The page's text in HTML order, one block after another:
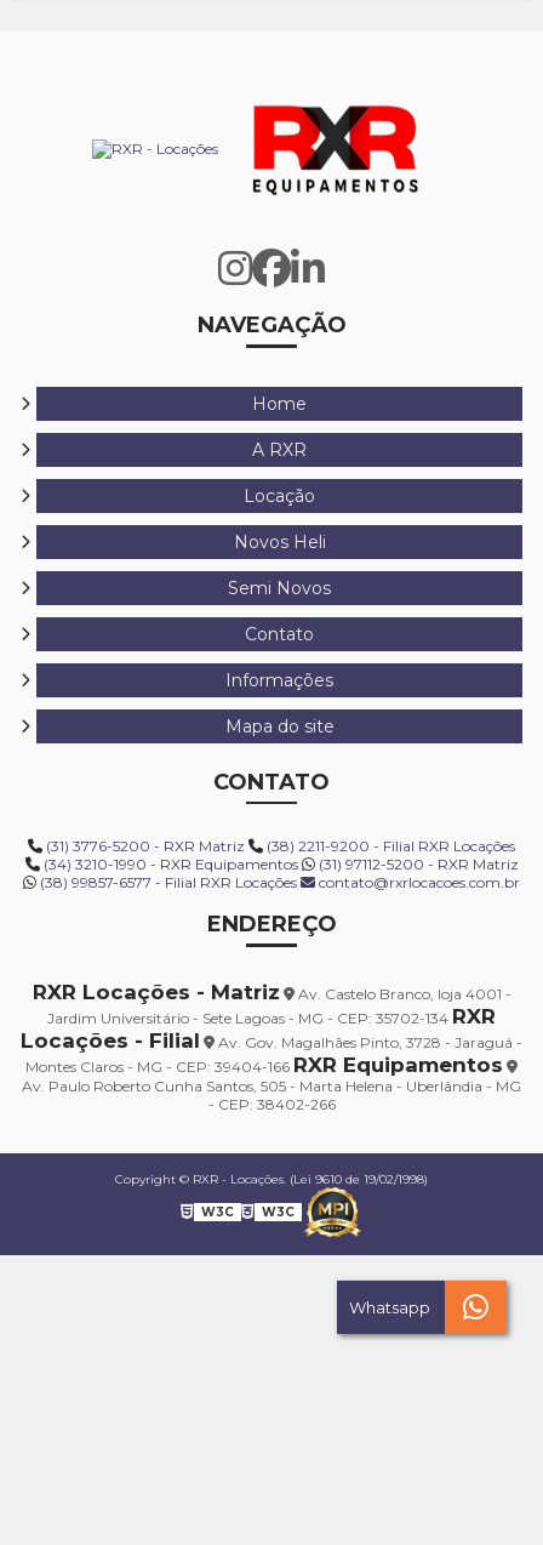
NAVEGAÇÃO
Home
A RXR
Locação
Novos Heli
Semi Novos
Contato
Informações
Mapa do site
CONTATO
(31) 3776-5200 - RXR Matriz
(38) 2211-9200 - Filial RXR Locações
(34) 3210-1990 - RXR Equipamentos
(31) 97112-5200 - RXR Matriz
(38) 99857-6577 - Filial RXR Locações
contato@rxrlocacoes.com.br
ENDEREÇO
RXR Locações - Matriz
Av. Castelo Branco, loja 4001 -
Jardim Universitário - Sete Lagoas - MG - CEP: 35702-134 RXR
Locações - Filial
Av. Gov. Magalhães Pinto, 3728 - Jaraguá -
Montes Claros - MG - CEP: 39404-166 RXR Equipamentos
Av. Paulo Roberto Cunha Santos, 505 - Marta Helena - Uberlândia - MG
- CEP: 38402-266
Copyright © RXR - Locações. (Lei 9610 de 19/02/1998)
W3C W3C
Whatsapp